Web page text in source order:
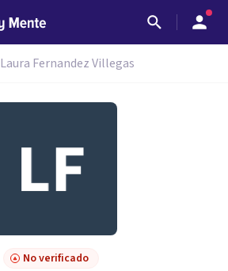
Laura Fernandez Villegas
No verificado